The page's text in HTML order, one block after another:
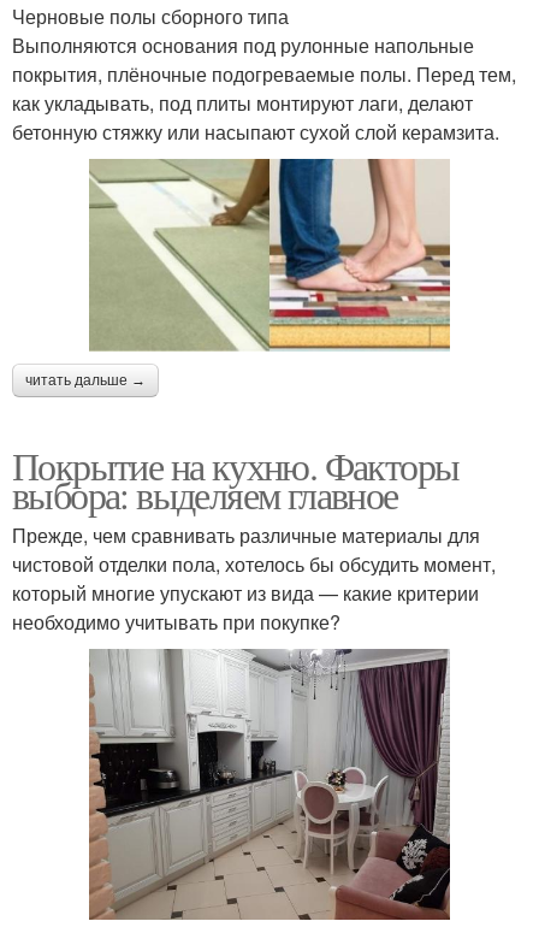
Черновые полы сборного типа
Выполняются основания под рулонные напольные
покрытия, плёночные подогреваемые полы. Перед тем,
как укладывать, под плиты монтируют лаги, делают
бетонную стяжку или насыпают сухой слой керамзита.
читать дальше →
Покрытие на кухню. Факторы
выбора: выделяем главное
Прежде, чем сравнивать различные материалы для
чистовой отделки пола, хотелось бы обсудить момент,
который многие упускают из вида — какие критерии
необходимо учитывать при покупке?